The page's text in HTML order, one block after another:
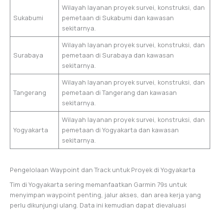
Sukabumi
Wilayah layanan proyek survei, konstruksi, dan
pemetaan di Sukabumi dan kawasan
sekitarnya.
Surabaya
Wilayah layanan proyek survei, konstruksi, dan
pemetaan di Surabaya dan kawasan
sekitarnya.
Tangerang
Wilayah layanan proyek survei, konstruksi, dan
pemetaan di Tangerang dan kawasan
sekitarnya.
Yogyakarta
Wilayah layanan proyek survei, konstruksi, dan
pemetaan di Yogyakarta dan kawasan
sekitarnya.
Pengelolaan Waypoint dan Track untuk Proyek di Yogyakarta
Tim di Yogyakarta sering memanfaatkan Garmin 79s untuk
menyimpan waypoint penting, jalur akses, dan area kerja yang
perlu dikunjungi ulang. Data ini kemudian dapat dievaluasi